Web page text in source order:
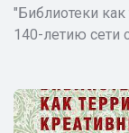
"Библиотеки
140-летию сети